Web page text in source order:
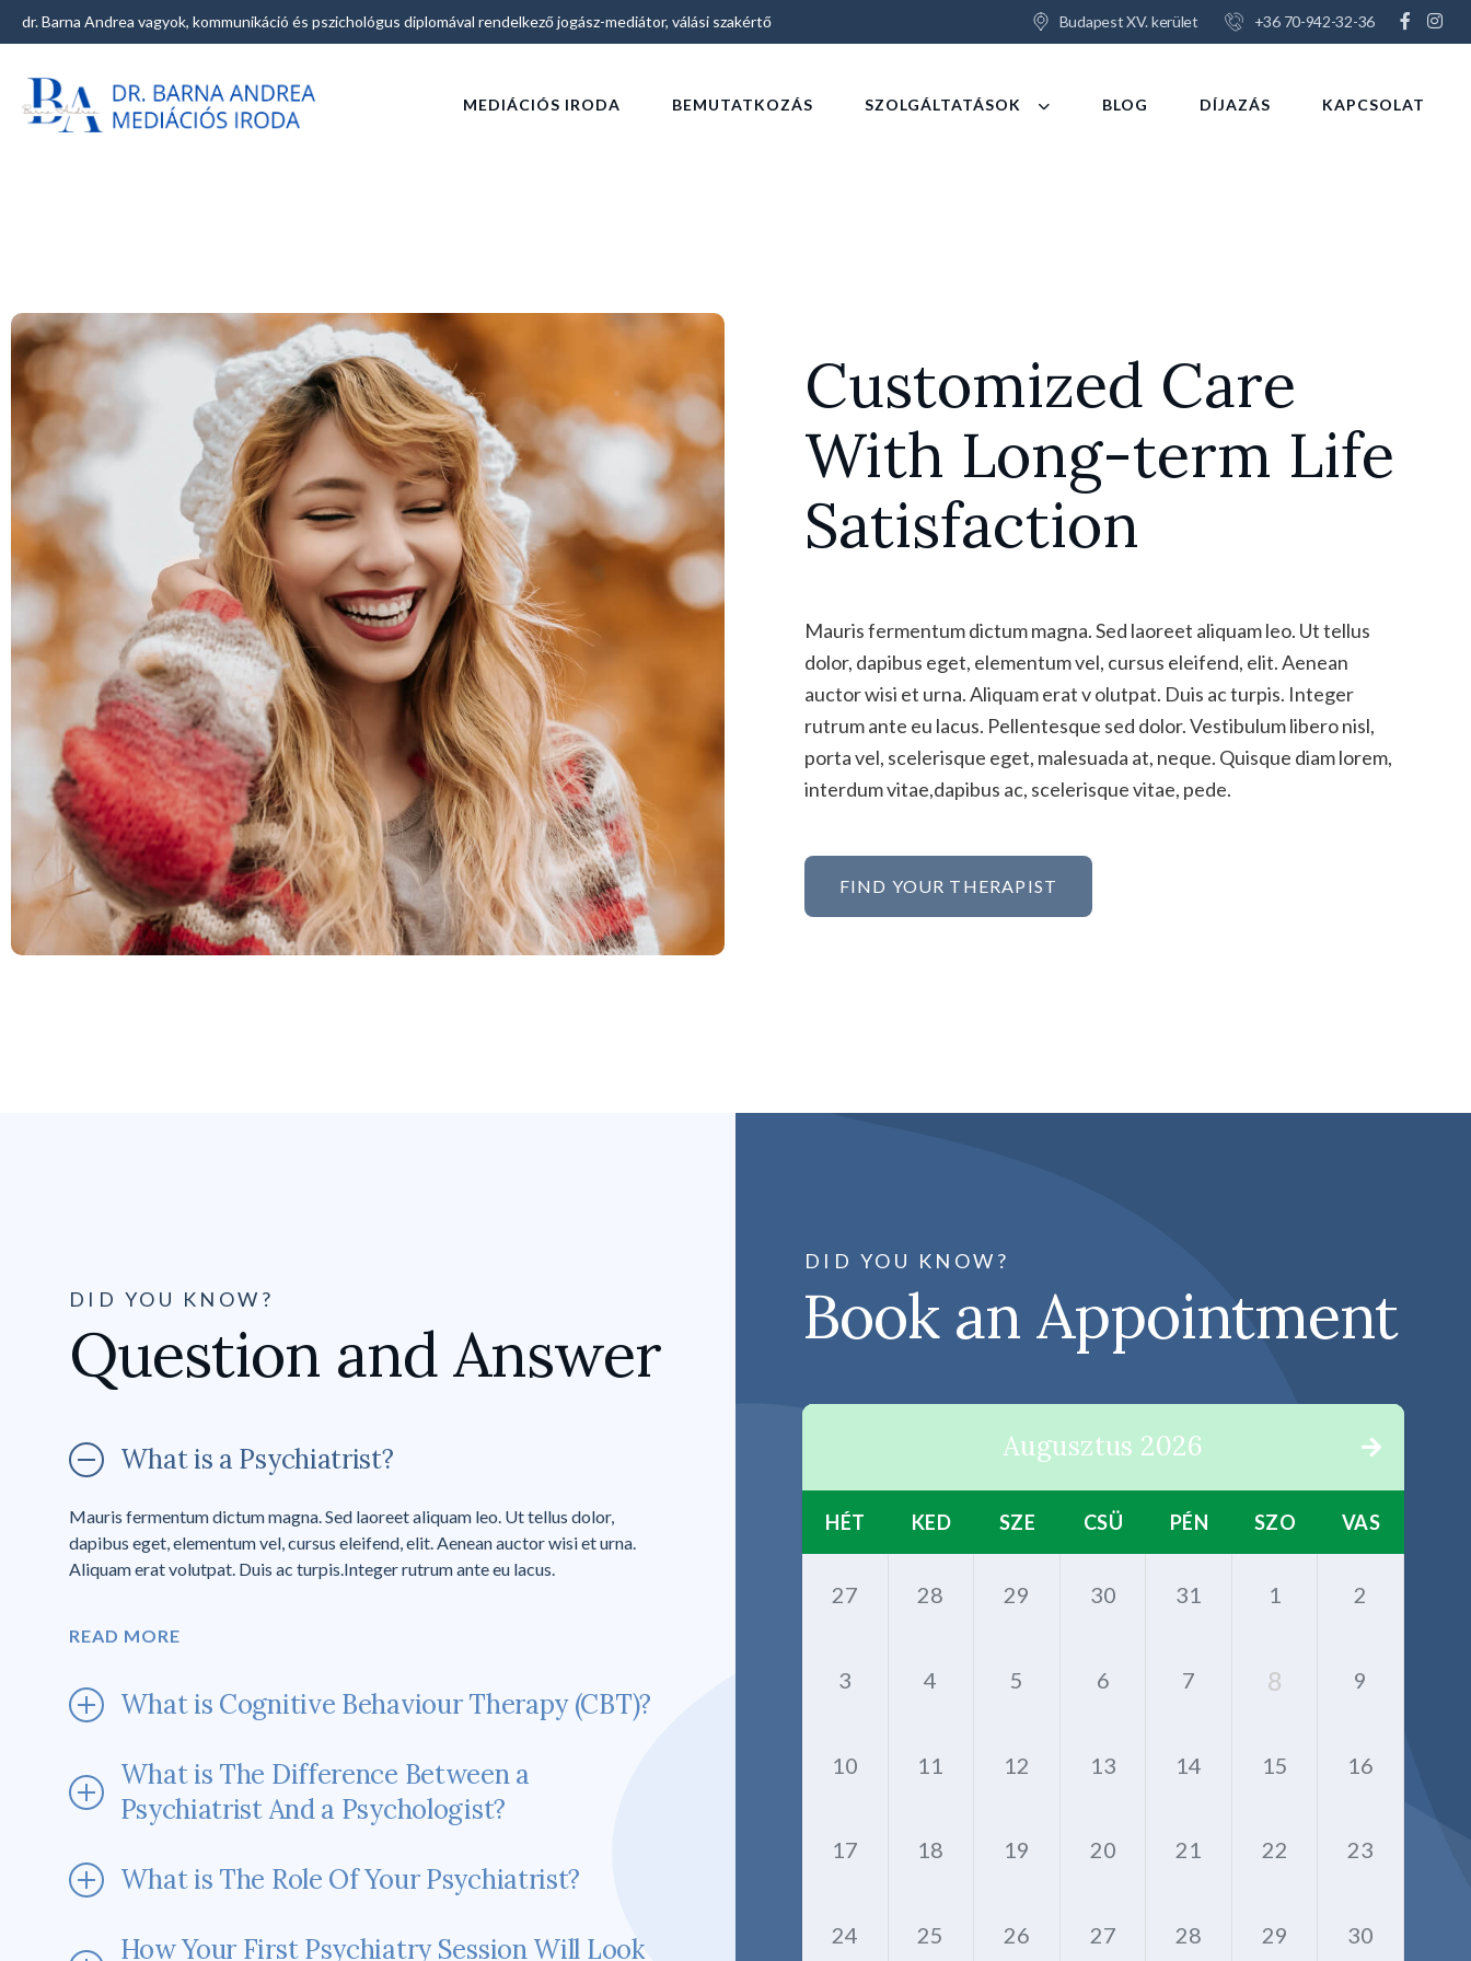
dr. Barna Andrea vagyok, kommunikáció és pszichológus diplomával rendelkező jogász-mediátor, válási szakértő Budapest XV. kerület +36 70-942-32-36
MEDIÁCIÓS IRODA BEMUTATKOZÁS SZOLGÁLTATÁSOK BLOG DÍJAZÁS KAPCSOLAT
Customized Care
With Long-term Life
Satisfaction
Mauris fermentum dictum magna. Sed laoreet aliquam leo. Ut tellus
dolor, dapibus eget, elementum vel, cursus eleifend, elit. Aenean
auctor wisi et urna. Aliquam erat v olutpat. Duis ac turpis. Integer
rutrum ante eu lacus. Pellentesque sed dolor. Vestibulum libero nisl,
porta vel, scelerisque eget, malesuada at, neque. Quisque diam lorem,
interdum vitae,dapibus ac, scelerisque vitae, pede.
FIND YOUR THERAPIST
DID YOU KNOW?
Question and Answer
What is a Psychiatrist?
Mauris fermentum dictum magna. Sed laoreet aliquam leo. Ut tellus dolor,
dapibus eget, elementum vel, cursus eleifend, elit. Aenean auctor wisi et urna.
Aliquam erat volutpat. Duis ac turpis.Integer rutrum ante eu lacus.
READ MORE
What is Cognitive Behaviour Therapy (CBT)?
What is The Difference Between a
Psychiatrist And a Psychologist?
What is The Role Of Your Psychiatrist?
How Your First Psychiatry Session Will Look
DID YOU KNOW?
Book an Appointment
Augusztus 2026
HÉT KED SZE CSÜ PÉN SZO VAS
27 28 29 30 31 1 2
3 4 5 6 7 8 9
10 11 12 13 14 15 16
17 18 19 20 21 22 23
24 25 26 27 28 29 30